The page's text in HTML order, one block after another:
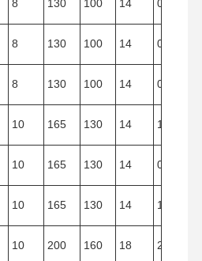
8 130 100 14 0.628
8 130 100 14 0.785
8 130 100 14 0.980
10 165 130 14 1.227
10 165 130 14 0.533
10 165 130 14 1.960
10 200 160 18 2.512